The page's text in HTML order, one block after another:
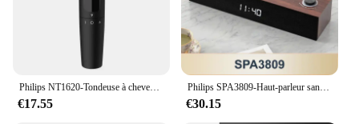
€17.55
Philips SPA3809-Haut-parleur sans fil Bluetooth 5.3, petit haut-parleur de bureau portable, caisson de basses, bouton de contrôle, affichage de l'heure, audio
€30.15